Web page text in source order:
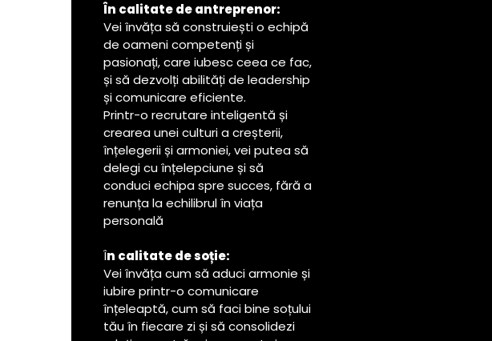
În calitate de antreprenor:
Vei învăța să construiești o echipă
de oameni competenți și
pasionați, care iubesc ceea ce fac,
și să dezvolți abilități de leadership
și comunicare eficiente.
Printr-o recrutare inteligentă și
crearea unei culturi a creșterii,
înțelegerii și armoniei, vei putea să
delegi cu înțelepciune și să
conduci echipa spre succes, fără a
renunța la echilibrul în viața
personală
În calitate de soție:
Vei învăța cum să aduci armonie și
iubire printr-o comunicare
înțeleaptă, cum să faci bine soțului
tău în fiecare zi și să consolidezi